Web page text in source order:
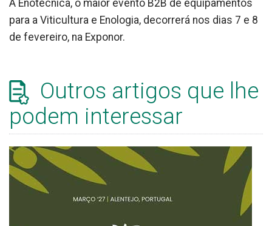
A Enotécnica, o maior evento B2B de equipamentos
para a Viticultura e Enologia, decorrerá nos dias 7 e 8
de fevereiro, na Exponor.
Outros artigos que lhe
podem interessar